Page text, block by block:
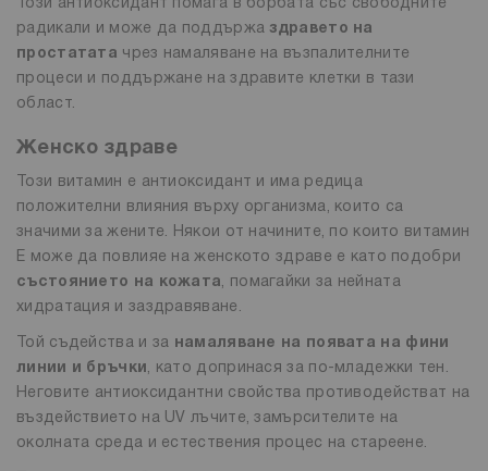
Този антиоксидант помага в борбата със свободните
радикали и може да поддържа здравето на
простатата чрез намаляване на възпалителните
процеси и поддържане на здравите клетки в тази
област.
Женско здраве
Този витамин е антиоксидант и има редица
положителни влияния върху организма, които са
значими за жените. Някои от начините, по които витамин
Е може да повлияе на женското здраве е като подобри
състоянието на кожата, помагайки за нейната
хидратация и заздравяване.
Той съдейства и за
намаляване на появата на фини
линии и бръчки , като допринася за по-младежки тен.
Неговите антиоксидантни свойства противодействат на
въздействието на UV лъчите, замърсителите на
околната среда и естествения процес на стареене.